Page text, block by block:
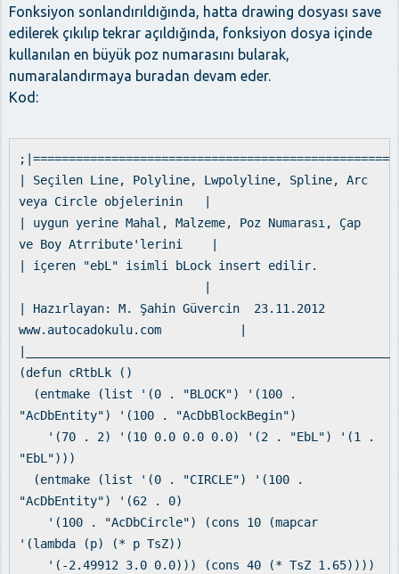
Fonksiyon sonlandırıldığında, hatta drawing dosyası save
edilerek çıkılıp tekrar açıldığında, fonksiyon dosya içinde
kullanılan en büyük poz numarasını bularak,
numaralandırmaya buradan devam eder.
Kod:
| Seçilen Line, Polyline, Lwpolyline, Spline, Arc
veya Circle objelerinin |
| uygun yerine Mahal, Malzeme, Poz Numarası, Çap
ve Boy Atrribute'lerini |
| içeren "ebL" isimli bLock insert edilir.
| Hazırlayan: M. Şahin Güvercin 23.11.2012
www.autocadokulu.com |
(defun cRtbLk ()
(entmake (list '(0 . "BLOCK") '(100 .
"AcDbEntity") '(100 . "AcDbBlockBegin")
'(70 . 2) '(10 0.0 0.0 0.0) '(2 . "EbL") '(1 .
"EbL")))
(entmake (list '(0 . "CIRCLE") '(100 .
"AcDbEntity") '(62 . 0)
'(100 . "AcDbCircle") (cons 10 (mapcar
'(lambda (p) (* p TsZ))
'(-2.49912 3.0 0.0))) (cons 40 (* TsZ 1.65))))